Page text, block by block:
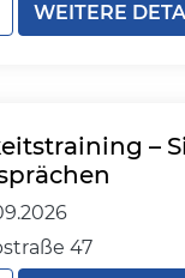
WEITERE
–
47